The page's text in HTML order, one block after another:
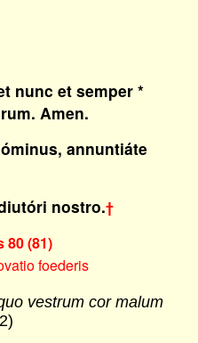
nunc et semper *
Amen.
annuntiáte
nostro.†
80 (81)
foederis
vestrum cor malum